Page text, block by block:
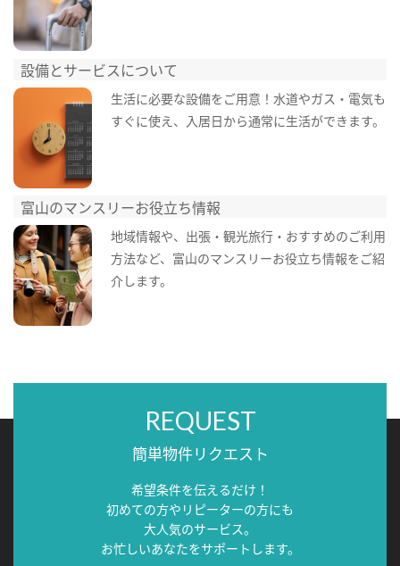
設備とサービスについて
生活に必要な設備をご用意！水道やガス・電気も
すぐに使え、入居日から通常に生活ができます。
富山のマンスリーお役立ち情報
地域情報や、出張・観光旅行・おすすめのご利用
方法など、富山のマンスリーお役立ち情報をご紹
介します。
REQUEST
簡単物件リクエスト
希望条件を伝えるだけ！
初めての方やリピーターの方にも
大人気のサービス。
お忙しいあなたをサポートします。